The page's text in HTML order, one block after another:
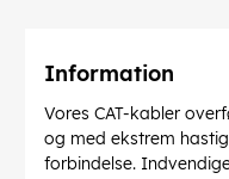
Information
Vores CAT-kabler
og med ekstrem
forbindelse.